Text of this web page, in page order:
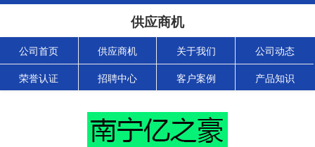
供应商机
公司首页 供应商机 关于我们 公司动态
荣誉认证 招聘中心 客户案例 产品知识